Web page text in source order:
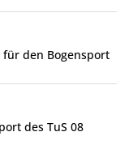
den Bogensport
des TuS 08